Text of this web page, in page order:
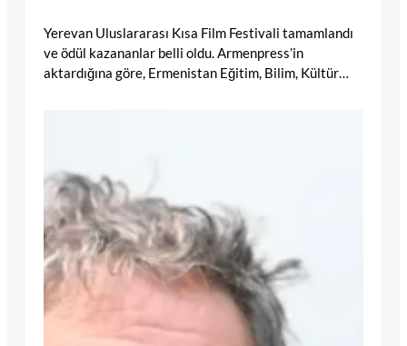
Yerevan Uluslararası Kısa Film Festivali tamamlandı
ve ödül kazananlar belli oldu. Armenpress’in
aktardığına göre, Ermenistan Eğitim, Bilim, Kültür…